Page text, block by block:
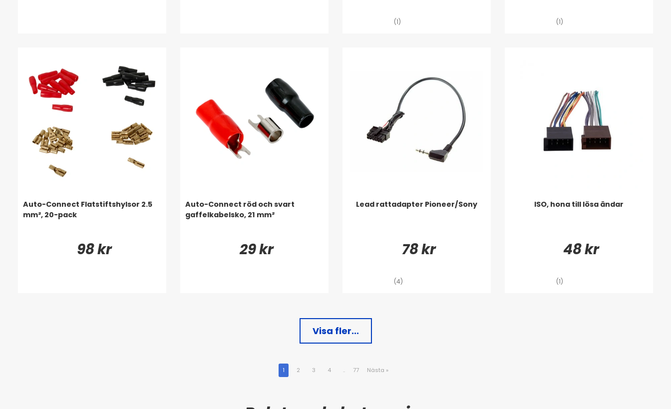
(1) (1)
Auto-Connect Flatstiftshylsor 2.5
mm², 20-pack
98 kr
Auto-Connect röd och svart
gaffelkabelsko, 21 mm²
29 kr
Lead rattadapter Pioneer/Sony
78 kr
(4)
ISO, hona till lösa ändar
48 kr
(1)
Visa fler...
1 2 3 4 .. 77 Nästa »